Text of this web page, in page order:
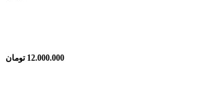
12.000.000 تومان